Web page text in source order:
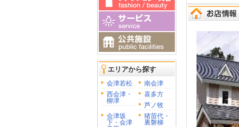
エリアから探す
会津若松
南会津
西会津・
柳津
喜多方
芦ノ牧
会津坂
下・会津
猪苗代・
裏磐梯